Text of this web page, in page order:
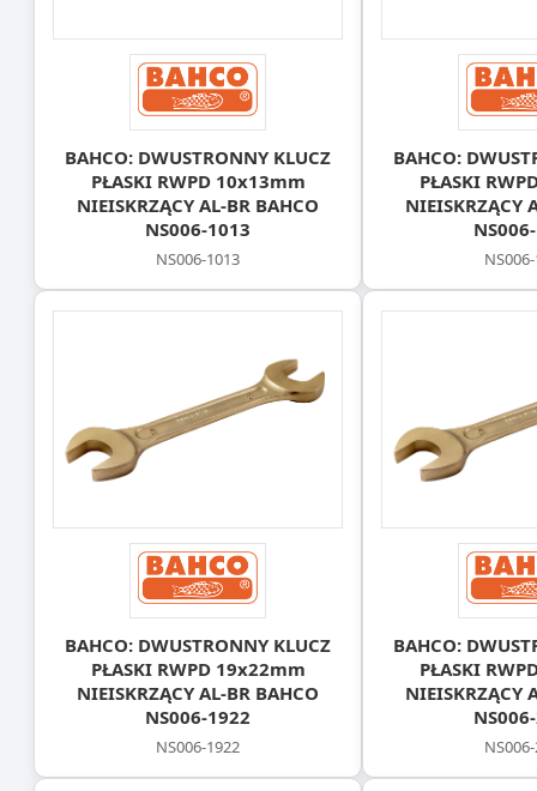
BAHCO: DWUSTRONNY KLUCZ
PŁASKI RWPD 10x13mm
NIEISKRZĄCY AL-BR BAHCO
NS006-1013
NS006-1013
BAHCO:
PŁASKI
NIEISKRZĄCY
BAHCO: DWUSTRONNY KLUCZ
PŁASKI RWPD 19x22mm
NIEISKRZĄCY AL-BR BAHCO
NS006-1922
NS006-1922
BAHCO:
PŁASKI
NIEISKRZĄCY